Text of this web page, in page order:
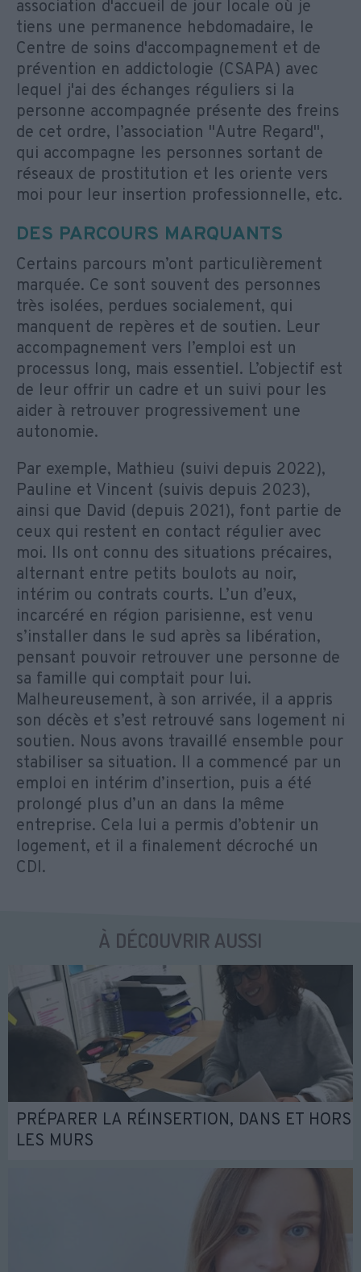
association d'accueil de jour locale où je
tiens une permanence hebdomadaire, le
Centre de soins d'accompagnement et de
prévention en addictologie (CSAPA) avec
lequel j'ai des échanges réguliers si la
personne accompagnée présente des freins
de cet ordre, l’association "Autre Regard",
qui accompagne les personnes sortant de
réseaux de prostitution et les oriente vers
moi pour leur insertion professionnelle, etc.
DES PARCOURS MARQUANTS
Certains parcours m’ont particulièrement
marquée. Ce sont souvent des personnes
très isolées, perdues socialement, qui
manquent de repères et de soutien. Leur
accompagnement vers l’emploi est un
processus long, mais essentiel. L’objectif est
de leur offrir un cadre et un suivi pour les
aider à retrouver progressivement une
autonomie.
Par exemple, Mathieu (suivi depuis 2022),
Pauline et Vincent (suivis depuis 2023),
ainsi que David (depuis 2021), font partie de
ceux qui restent en contact régulier avec
moi. Ils ont connu des situations précaires,
alternant entre petits boulots au noir,
intérim ou contrats courts. L’un d’eux,
incarcéré en région parisienne, est venu
s’installer dans le sud après sa libération,
pensant pouvoir retrouver une personne de
sa famille qui comptait pour lui.
Malheureusement, à son arrivée, il a appris
son décès et s’est retrouvé sans logement ni
soutien. Nous avons travaillé ensemble pour
stabiliser sa situation. Il a commencé par un
emploi en intérim d’insertion, puis a été
prolongé plus d’un an dans la même
entreprise. Cela lui a permis d’obtenir un
logement, et il a finalement décroché un
CDI.
À DÉCOUVRIR AUSSI
PRÉPARER LA RÉINSERTION, DANS ET HORS
LES MURS